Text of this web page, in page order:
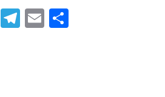
T
wi
T
el
E
m